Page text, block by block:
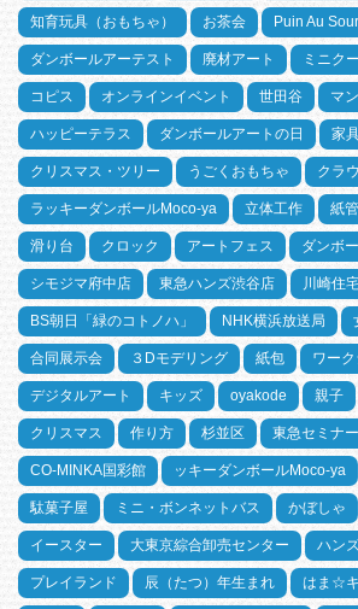
知育玩具（おもちゃ） お茶会 Puin Au
ダンボールアーテスト 廃材アート ミニク
コピス オンラインイベント 世田谷 マ
ハッピーテラス ダンボールアートの日 家
クリスマス・ツリー うごくおもちゃ クラ
ラッキーダンボールMoco-ya 立体工作 紙管
滑り台 クロック アートフェス ダンボ
シモジマ府中店 東急ハンズ渋谷店 川崎住
BS朝日「緑のコトノハ」 NHK横浜放送局
合同展示会 ３Dモデリング 紙包 ワー
デジタルアート キッズ oyakode 親子
クリスマス 作り方 杉並区 東急セミナ
CO-MINKA国彩館 ッキーダンボールMoco-ya
駄菓子屋 ミニ・ボンネットバス かぼしゃ
イースター 大東京綜合卸売センター ハン
プレイランド 辰（たつ）年生まれ はま☆